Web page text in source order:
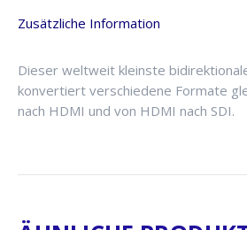
Zusätzliche Information
Dieser weltweit kleinste
konvertiert verschiedene Formate
nach HDMI und von HDMI nach SDI.